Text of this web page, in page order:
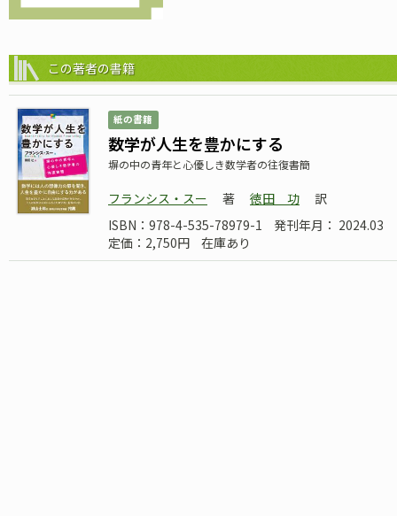
この著者の書籍
紙の書籍
数学が人生を豊かにする
塀の中の青年と心優しき数学者の往復書簡
フランシス・スー 著 徳田 功
訳
ISBN：978-4-535-78979-1
発刊年月： 2024.03
定価：2,750円
在庫あり